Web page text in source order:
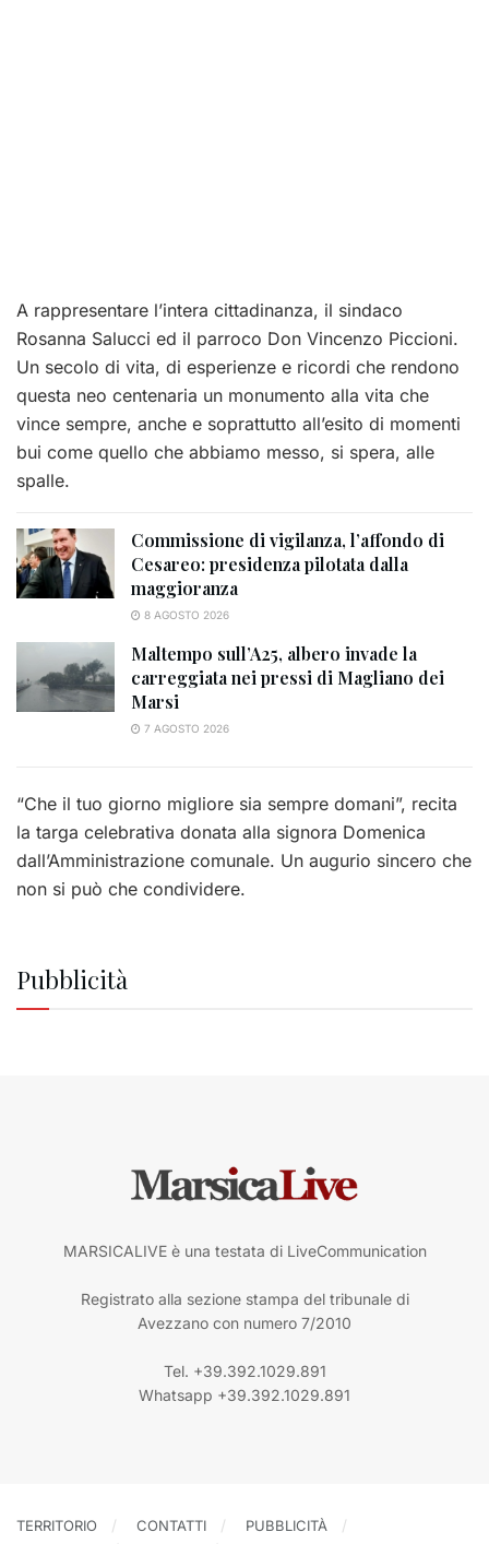
A rappresentare l’intera cittadinanza, il sindaco
Rosanna Salucci ed il parroco Don Vincenzo Piccioni.
Un secolo di vita, di esperienze e ricordi che rendono
questa neo centenaria un monumento alla vita che
vince sempre, anche e soprattutto all’esito di momenti
bui come quello che abbiamo messo, si spera, alle
spalle.
Commissione di vigilanza, l’affondo di
Cesareo: presidenza pilotata dalla
maggioranza
8 AGOSTO 2026
Maltempo sull’A25, albero invade la
carreggiata nei pressi di Magliano dei
Marsi
7 AGOSTO 2026
“Che il tuo giorno migliore sia sempre domani”, recita
la targa celebrativa donata alla signora Domenica
dall’Amministrazione comunale. Un augurio sincero che
non si può che condividere.
Pubblicità
MARSICALIVE è una testata di LiveCommunication
Registrato alla sezione stampa del tribunale di
Avezzano con numero 7/2010
Tel. +39.392.1029.891
Whatsapp +39.392.1029.891
TERRITORIO CONTATTI
PUBBLICITÀ